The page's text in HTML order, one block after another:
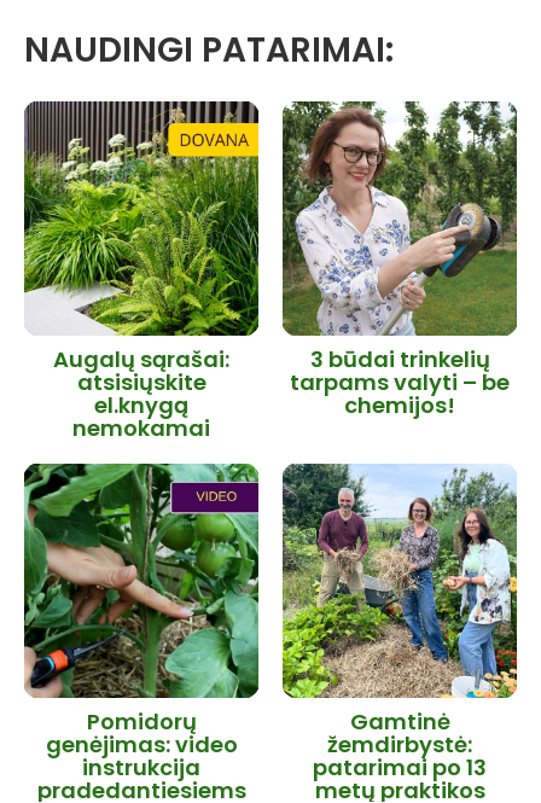
NAUDINGI PATARIMAI:
Augalų sąrašai:
atsisiųskite
el.knygą
nemokamai
3 būdai trinkelių
tarpams valyti – be
chemijos!
Pomidorų
genėjimas: video
instrukcija
pradedantiesiems
Gamtinė
žemdirbystė:
patarimai po 13
metų praktikos